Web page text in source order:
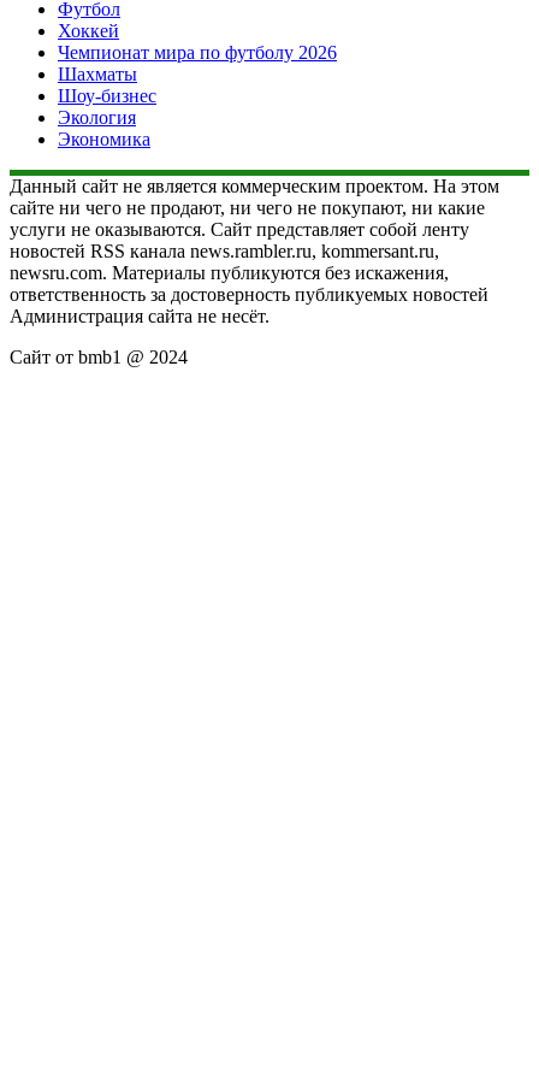
Футбол
Хоккей
Чемпионат мира по футболу 2026
Шахматы
Шоу-бизнес
Экология
Экономика
Данный сайт не является коммерческим проектом. На этом
сайте ни чего не продают, ни чего не покупают, ни какие
услуги не оказываются. Сайт представляет собой ленту
новостей RSS канала news.rambler.ru, kommersant.ru,
newsru.com. Материалы публикуются без искажения,
ответственность за достоверность публикуемых новостей
Администрация сайта не несёт.
Сайт от bmb1 @ 2024